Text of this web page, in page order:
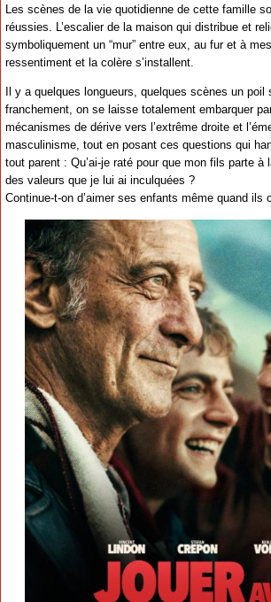
Les scènes de la vie quotidienne de cette famille
réussies. L’escalier de la maison qui distribue et
symboliquement un “mur” entre eux, au fur et à
ressentiment et la colère s’installent.
Il y a quelques longueurs, quelques scènes un poil
franchement, on se laisse totalement embarquer
mécanismes de dérive vers l’extrême droite et
masculinisme, tout en posant ces questions qui
tout parent : Qu’ai-je raté pour que mon fils parte à
des valeurs que je lui ai inculquées ?
Continue-t-on d’aimer ses enfants même quand ils